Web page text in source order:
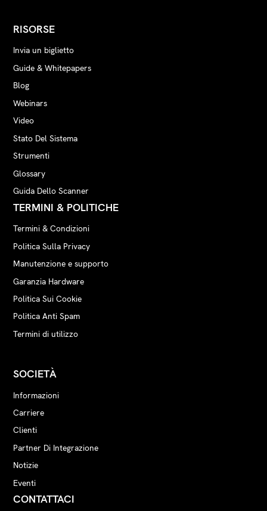
RISORSE
Invia un biglietto
Guide & Whitepapers
Blog
Webinars
Video
Stato Del Sistema
Strumenti
Glossary
Guida Dello Scanner
TERMINI & POLITICHE
Termini & Condizioni
Politica Sulla Privacy
Manutenzione e supporto
Garanzia Hardware
Politica Sui Cookie
Politica Anti Spam
Termini di utilizzo
SOCIETÀ
Informazioni
Carriere
Clienti
Partner Di Integrazione
Notizie
Eventi
CONTATTACI